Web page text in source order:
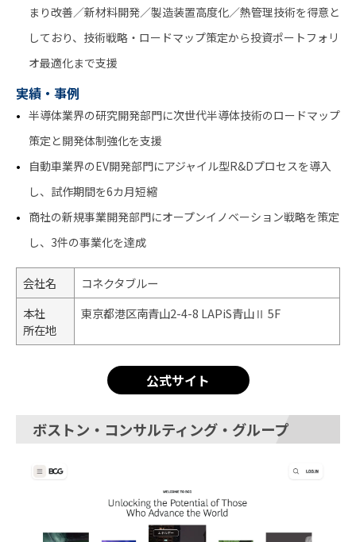
まり改善／新材料開発／製造装置高度化／熱管理技術を得意と
しており、技術戦略・ロードマップ策定から投資ポートフォリ
オ最適化まで支援
実績・事例
半導体業界の研究開発部門に次世代半導体技術のロードマップ
策定と開発体制強化を支援
自動車業界のEV開発部門にアジャイル型R&Dプロセスを導入
し、試作期間を6カ月短縮
商社の新規事業開発部門にオープンイノベーション戦略を策定
し、3件の事業化を達成
会社名
コネクタブルー
本社
所在地
東京都港区南青山2-4-8 LAPiS青山Ⅱ 5F
公式サイト
ボストン・コンサルティング・グループ